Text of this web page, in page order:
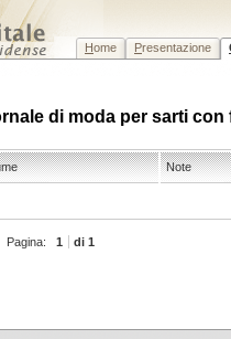
Home Presentazione
di moda per sarti
Note
Pagina: 1 di 1